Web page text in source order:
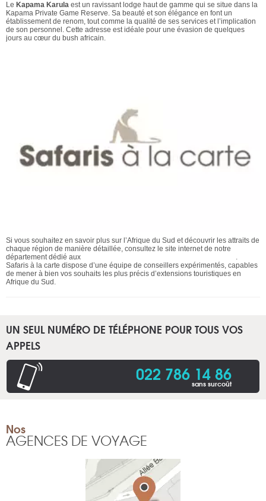
Le Kapama Karula est un ravissant lodge haut de gamme qui se situe dans la
Kapama Private Game Reserve. Sa beauté et son élégance en font un
établissement de renom, tout comme la qualité de ses services et l’implication
de son personnel. Cette adresse est idéale pour une évasion de quelques
jours au cœur du bush africain.
Si vous souhaitez en savoir plus sur l’Afrique du Sud et découvrir les attraits de
chaque région de manière détaillée, consultez le site internet de notre
département dédié aux
.
Safaris à la carte dispose d’une équipe de conseillers expérimentés, capables
de mener à bien vos souhaits les plus précis d’extensions touristiques en
Afrique du Sud.
UN SEUL NUMÉRO DE TÉLÉPHONE POUR TOUS VOS
APPELS
022 786 14 86
sans surcoût
Nos
AGENCES DE VOYAGE